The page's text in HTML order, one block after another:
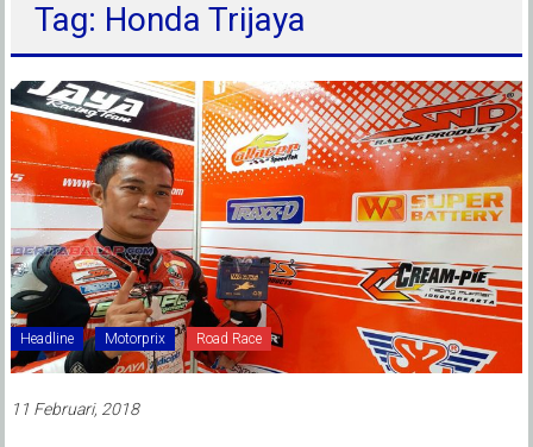
Tag: Honda Trijaya
Headline Motorprix Road Race
11 Februari, 2018